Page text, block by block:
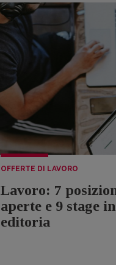
OFFERTE DI LAVORO
Lavoro: 7
aperte e 9 stage in
editoria